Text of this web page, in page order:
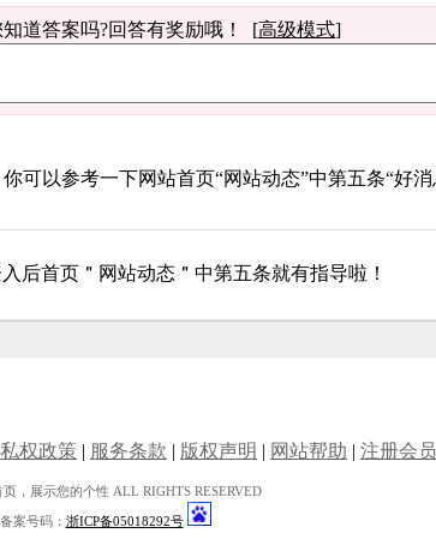
道答案吗?回答有奖励哦！ [高级模式]
权政策 | 服务条款 | 版权声明 | 网站帮助 | 注册会员
，展示您的个性 ALL RIGHTS RESERVED
案号码： 浙ICP备05018292号